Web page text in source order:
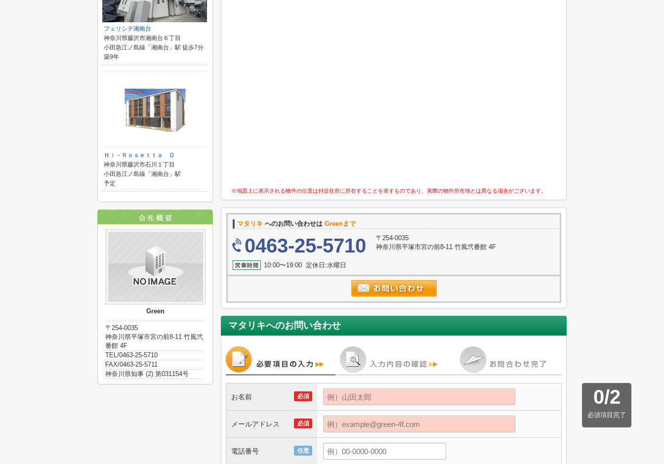
※地図上に表示される物件の位置は付近住所に所在することを表すものであり、実際の物件所在地とは異なる場合がございます。
マタリキ へのお問い合わせは Greenまで
0463-25-5710
〒254-0035
神奈川県平塚市宮の前8-11 竹風弐番館 4F
10:00〜19:00 定休日:水曜日
マタリキへのお問い合わせ
0/2
必須項目完了
必須
お名前
必須
メールアドレス
任意
電話番号
フェリシテ湘南台
神奈川県藤沢市湘南台６丁目
小田急江ノ島線「湘南台」駅 徒歩7分
築9年
Ｈｉ－Ｒｏｓｅｔｔａ Ｄ
神奈川県藤沢市石川１丁目
小田急江ノ島線「湘南台」駅
予定
Green
〒254-0035
神奈川県平塚市宮の前8-11 竹風弐
番館 4F
TEL/0463-25-5710
FAX/0463-25-5711
神奈川県知事 (2) 第031154号